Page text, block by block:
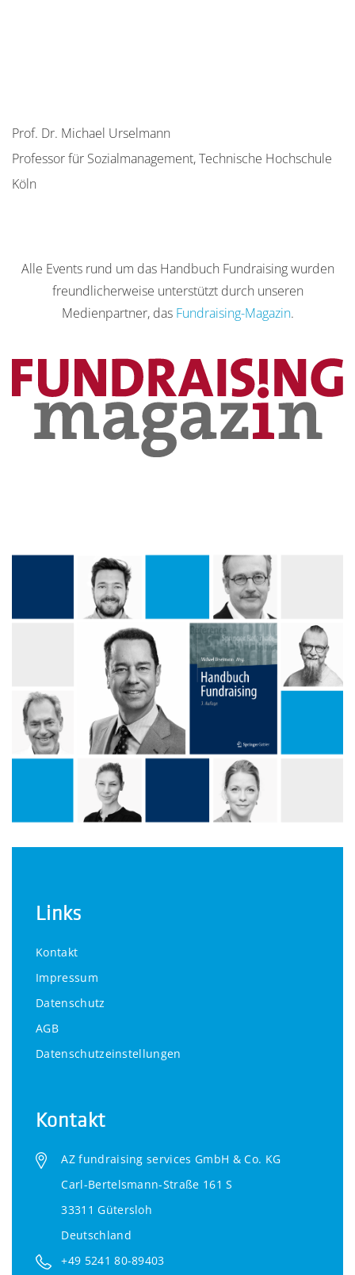
Prof. Dr. Michael Urselmann
Professor für Sozialmanagement, Technische Hochschule
Köln
Alle Events rund um das Handbuch Fundraising wurden
freundlicherweise unterstützt durch unseren
Medienpartner, das Fundraising-Magazin.
Links
Kontakt
Impressum
Datenschutz
AGB
Datenschutzeinstellungen
Kontakt
AZ fundraising services GmbH & Co. KG
Carl-Bertelsmann-Straße 161 S
33311 Gütersloh
Deutschland
+49 5241 80-89403